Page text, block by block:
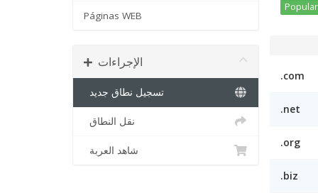
Páginas WEB
الإجراءات
تسجيل نطاق جديد
نقل النطاق
شاهد العربة
.com
.net
.org
.biz